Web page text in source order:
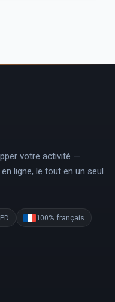
votre activité —
ligne, le tout en un seul
100% français